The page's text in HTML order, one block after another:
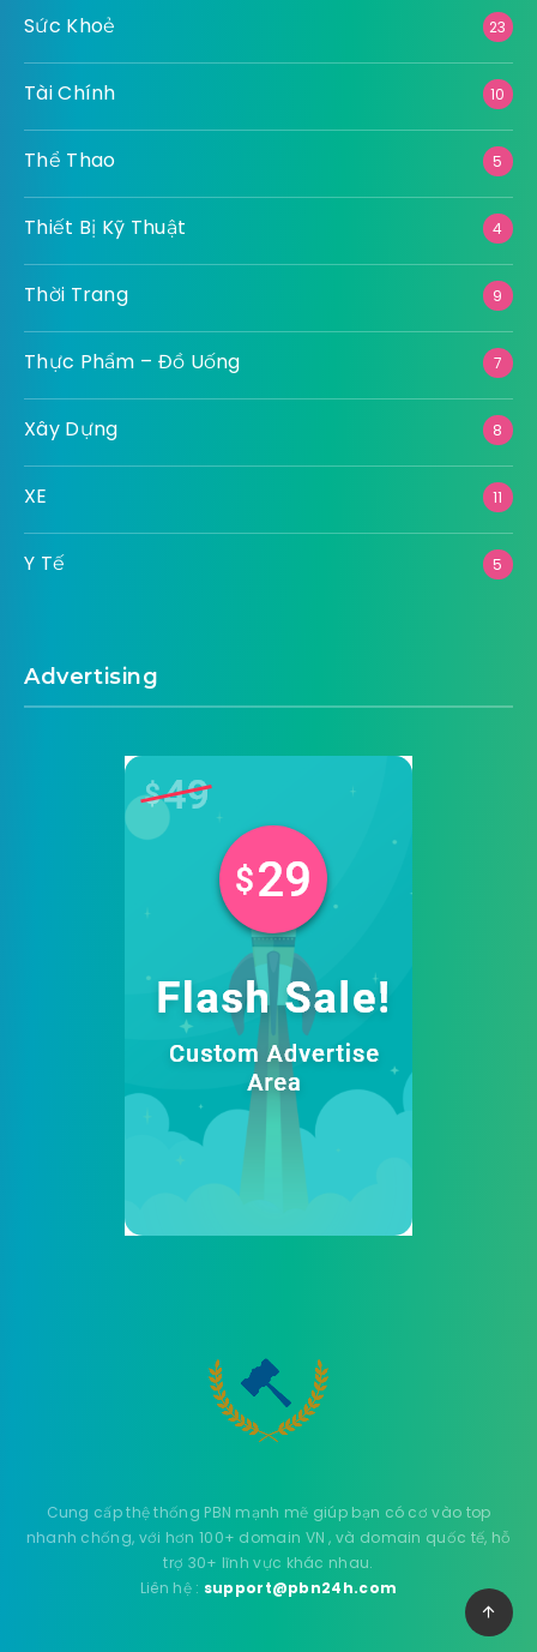
Sức Khoẻ 23
Tài Chính 10
Thể Thao 5
Thiết Bị Kỹ Thuật 4
Thời Trang 9
Thực Phẩm – Đồ Uống 7
Xây Dựng 8
XE 11
Y Tế 5
Advertising
Cung cấp thệ thống PBN mạnh mẽ giúp bạn có cơ vào top
nhanh chống, với hơn 100+ domain VN , và domain quốc tế, hỗ
trợ 30+ lĩnh vực khác nhau.
Liên hệ : support@pbn24h.com